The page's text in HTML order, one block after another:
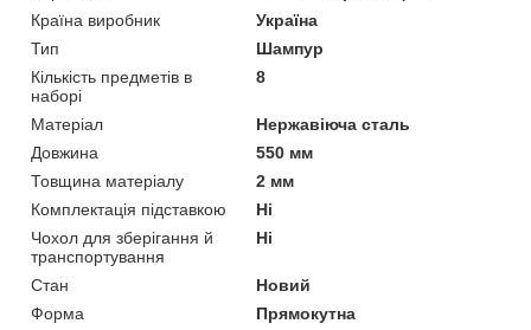
Країна виробник
Україна
Тип
Шампур
Кількість предметів в
наборі
8
Матеріал
Нержавіюча сталь
Довжина
550 мм
Товщина матеріалу
2 мм
Комплектація підставкою
Ні
Чохол для зберігання й
транспортування
Ні
Стан
Новий
Форма
Прямокутна